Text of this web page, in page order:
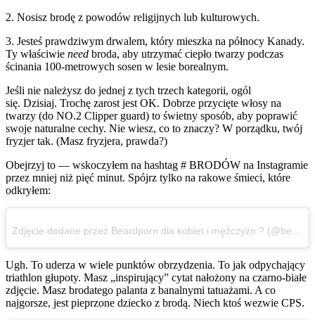
2. Nosisz brodę z powodów religijnych lub kulturowych.
3. Jesteś prawdziwym drwalem, który mieszka na północy Kanady.
Ty właściwie need broda, aby utrzymać ciepło twarzy podczas
ścinania 100-metrowych sosen w lesie borealnym.
Jeśli nie należysz do jednej z tych trzech kategorii, ogól
się. Dzisiaj. Trochę zarost jest OK. Dobrze przycięte włosy na
twarzy (do NO.2 Clipper guard) to świetny sposób, aby poprawić
swoje naturalne cechy. Nie wiesz, co to znaczy? W porządku, twój
fryzjer tak. (Masz fryzjera, prawda?)
Obejrzyj to — wskoczyłem na hashtag # BRODÓW na Instagramie
przez mniej niż pięć minut. Spójrz tylko na rakowe śmieci, które
odkryłem:
Ugh. To uderza w wiele punktów obrzydzenia. To jak odpychający
triathlon głupoty. Masz „inspirujący” cytat nałożony na czarno-białe
zdjęcie. Masz brodatego palanta z banalnymi tatuażami. A co
najgorsze, jest pieprzone dziecko z brodą. Niech ktoś wezwie CPS.